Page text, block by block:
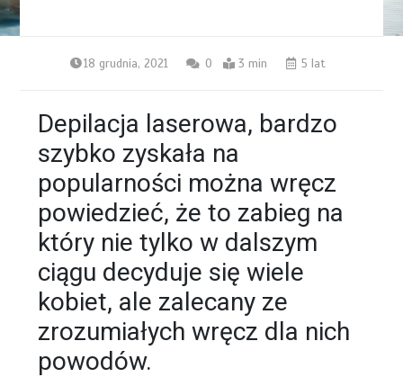
18 grudnia, 2021 0 3 min 5 lat
Depilacja laserowa, bardzo
szybko zyskała na
popularności można wręcz
powiedzieć, że to zabieg na
który nie tylko w dalszym
ciągu decyduje się wiele
kobiet, ale zalecany ze
zrozumiałych wręcz dla nich
powodów.